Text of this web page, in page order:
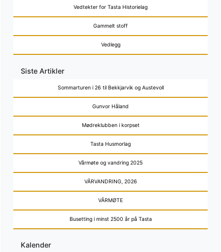
Vedtekter for Tasta Historielag
Gammelt stoff
Vedlegg
Siste Artikler
Sommarturen i 26 til Bekkjarvik og Austevoll
Gunvor Håland
Mødreklubben i korpset
Tasta Husmorlag
Vårmøte og vandring 2025
VÅRVANDRING, 2026
VÅRMØTE
Busetting i minst 2500 år på Tasta
Kalender